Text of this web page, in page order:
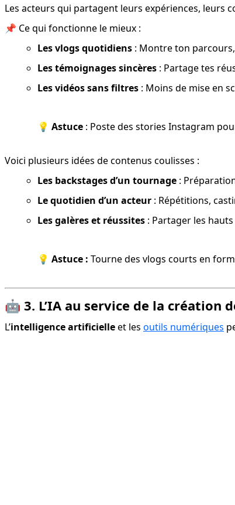
Les acteurs qui partagent leurs expériences, leurs
📌 Ce qui fonctionne le mieux :
Les vlogs quotidiens : Montre ton
Les témoignages sincères : Partage tes
Les vidéos sans filtres : Moins de mise en
💡 Astuce : Poste des stories Instagram
Voici plusieurs idées de contenus coulisses :
Les backstages d’un tournage :
Le quotidien d’un acteur : Répétitions,
Les galères et réussites : Partager les
💡 Astuce : Tourne des vlogs courts en
🤖 3. L’IA au service de la création
L’intelligence artificielle et les outils numériques